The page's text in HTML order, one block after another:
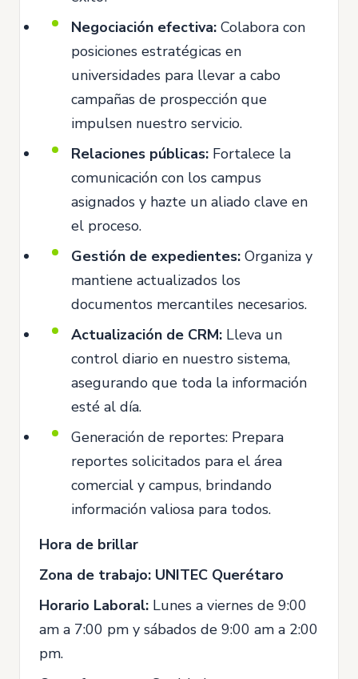
Negociación efectiva: Colabora con
posiciones estratégicas en
universidades para llevar a cabo
campañas de prospección que
impulsen nuestro servicio.
Relaciones públicas: Fortalece la
comunicación con los campus
asignados y hazte un aliado clave en
el proceso.
Gestión de expedientes: Organiza y
mantiene actualizados los
documentos mercantiles necesarios.
Actualización de CRM: Lleva un
control diario en nuestro sistema,
asegurando que toda la información
esté al día.
Generación de reportes: Prepara
reportes solicitados para el área
comercial y campus, brindando
información valiosa para todos.
Hora de brillar
Zona de trabajo: UNITEC Querétaro
Horario Laboral: Lunes a viernes de 9:00
am a 7:00 pm y sábados de 9:00 am a 2:00
pm.